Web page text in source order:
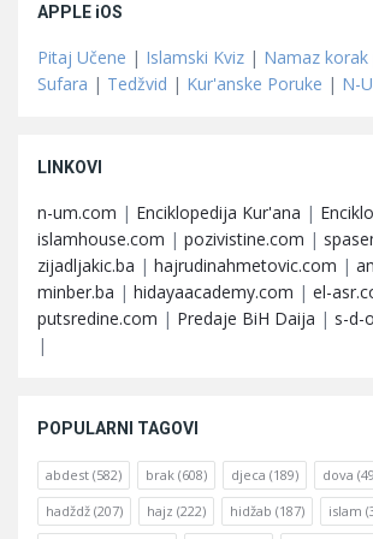
APPLE iOS
Pitaj Učene | Islamski Kviz | Namaz
Sufara | Tedžvid | Kur'anske Poruke | N-
LINKOVI
n-um.com | Enciklopedija Kur'ana |
islamhouse.com | pozivistine.com |
zijadljakic.ba | hajrudinahmetovic.com |
minber.ba | hidayaacademy.com | el-
putsredine.com | Predaje BiH Daija | s-d-
|
POPULARNI TAGOVI
abdest (582) brak (608) djeca (189) dova
hadždž (207) hajz (222) hidžab (187) islam